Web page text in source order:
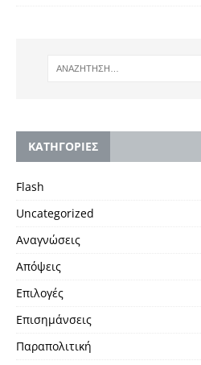
KΑΤΗΓΟΡΙΕΣ
Flash
Uncategorized
Αναγνώσεις
Απόψεις
Επιλογές
Επισημάνσεις
Παραπολιτική